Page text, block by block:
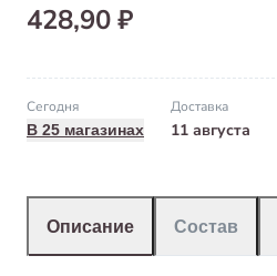
428,90 ₽
Сегодня
В 25 магазинах
Доставка
11 августа
Описание Состав